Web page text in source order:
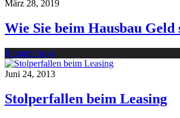
März 28, 2019
Wie Sie beim Hausbau Geld
Finanzierung
Juni 24, 2013
Stolperfallen beim Leasing